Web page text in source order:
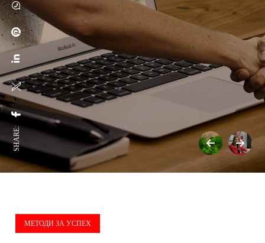
SHARE:
МЕТОДИ ЗА УСПЕХ